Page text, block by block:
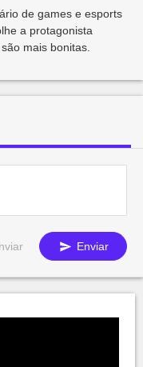
de games e esports
a protagonista
mais bonitas.
Enviar